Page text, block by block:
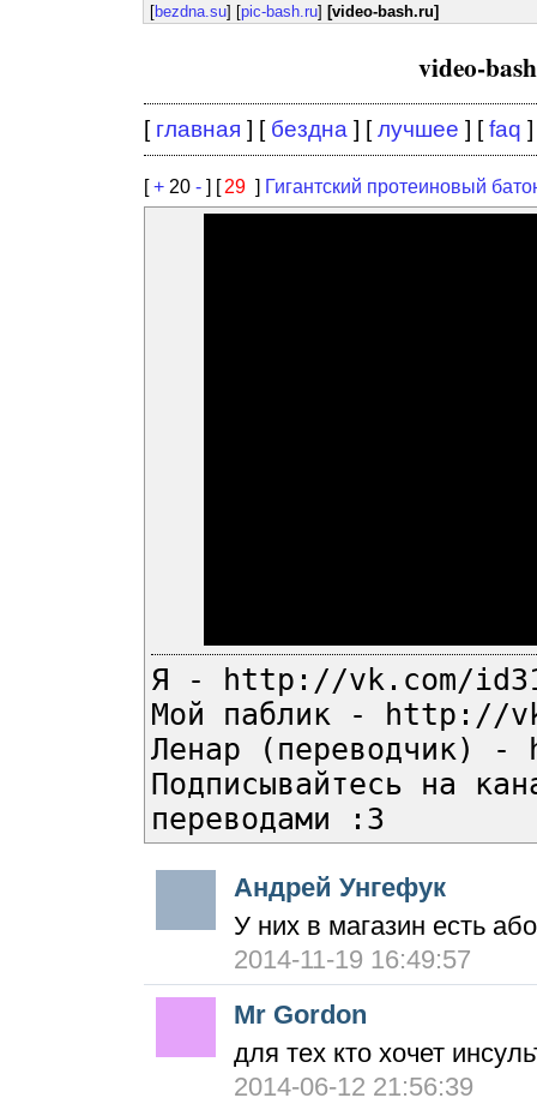
[bezdna.su] [pic-bash.ru] [video-bash.ru]
video-
[ главная ] [ бездна ] [лучшее ] [faq ]
[+ 20 - ] [ 29 ] Гигантский протеиновый
Я - http://vk.com/
Мой паблик - http://
Ленар (переводчик)
Подписывайтесь на
переводами :3
Андрей Унгефук
У них в магазин есть
2014-11-19 16:49:57
Mr Gordon
для тех кто хочет
2014-06-12 21:56:39